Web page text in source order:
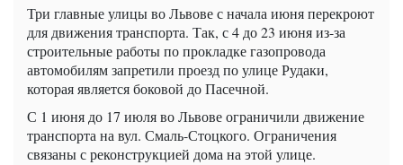
Три главные улицы во Львове с начала июня перекроют
для движения транспорта. Так, с 4 до 23 июня из-за
строительные работы по прокладке газопровода
автомобилям запретили проезд по улице Рудаки,
которая является боковой до Пасечной.
С 1 июня до 17 июля во Львове ограничили движение
транспорта на вул. Смаль-Стоцкого. Ограничения
связаны с реконструкцией дома на этой улице.